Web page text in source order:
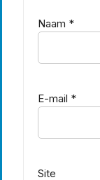
Naam *
E-mail *
Site